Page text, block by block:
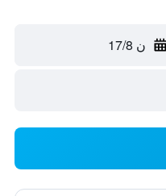
ن 17/8